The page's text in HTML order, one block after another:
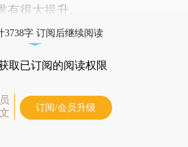
很大提升。
3738字 订阅后继续阅读
取已订阅的阅读权限
订阅/会员升级